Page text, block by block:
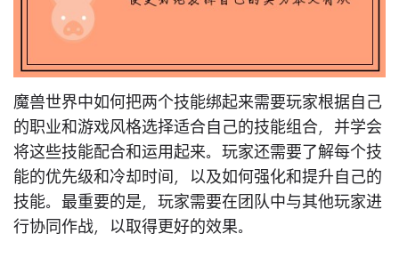
魔兽世界中如何把两个技能绑起来需要玩家根据自己
的职业和游戏风格选择适合自己的技能组合，并学会
将这些技能配合和运用起来。玩家还需要了解每个技
能的优先级和冷却时间，以及如何强化和提升自己的
技能。最重要的是，玩家需要在团队中与其他玩家进
行协同作战，以取得更好的效果。